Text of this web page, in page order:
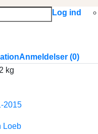
Log ind
Anmeldelser (0)
kg
2015
Loeb